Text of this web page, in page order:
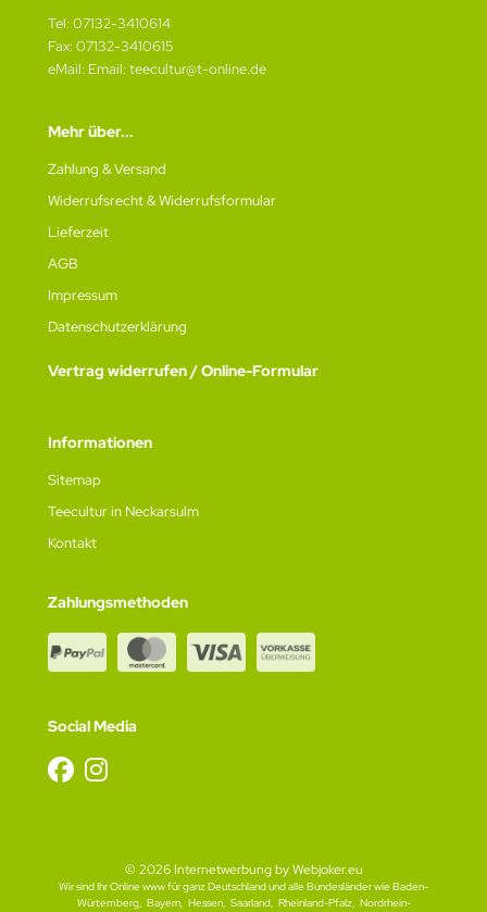
Tel: 07132-3410614
Fax: 07132-3410615
eMail: Email: teecultur@t-online.de
Mehr über...
Zahlung & Versand
Widerrufsrecht & Widerrufsformular
Lieferzeit
AGB
Impressum
Datenschutz­erklärung
Vertrag widerrufen / Online-Formular
Informationen
Sitemap
Teecultur in Neckarsulm
Kontakt
Zahlungsmethoden
Social Media
© 2026 Internetwerbung by Webjoker.eu
Wir sind IhrOnline www für ganz Deutschlandund alle Bundesländer wieBaden-
Würtemberg, Bayern, Hessen, Saarland, Rheinland-Pfalz, Nordrhein-